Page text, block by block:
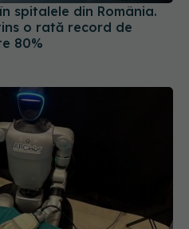
umanoid a operat